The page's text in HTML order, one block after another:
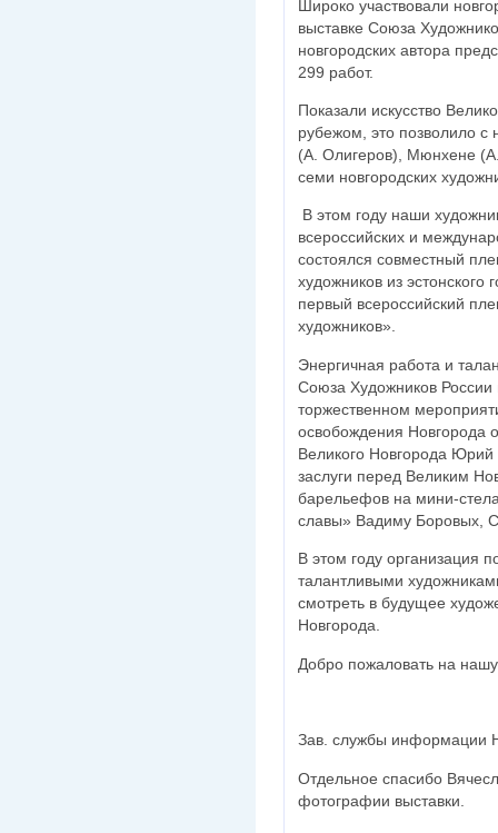
Широко участвовали
выставке Союза
новгородских автора
299 работ.
Показали искусство
рубежом, это позволило с
(А. Олигеров), Мюнхене
семи новгородских
В этом году наши
всероссийских и
состоялся совместный
художников из
первый всероссийский
художников».
Энергичная работа и
Союза Художников
торжественном
освобождения Новгорода
Великого Новгорода
заслуги перед Великим
барельефов на мини-
славы» Вадиму Боровых,
В этом году организация
талантливыми
смотреть в будущее
Новгорода.
Добро пожаловать на нашу
Зав. службы информации
Отдельное спасибо
фотографии выставки.